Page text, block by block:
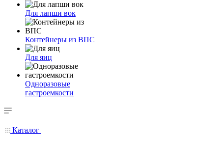
Для лапши вок
Контейнеры из ВПС
Для яиц
Одноразовые
гастроемкости
Каталог